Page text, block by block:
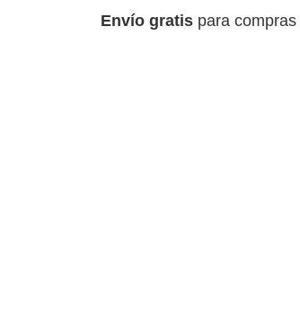
Envío gratis para compras